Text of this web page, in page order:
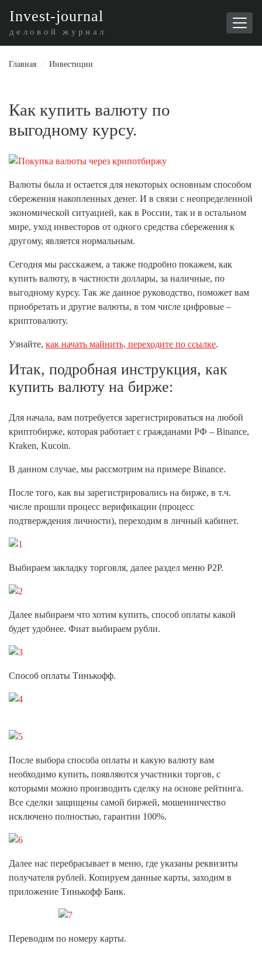
Invest-journal
деловой журнал
Главная / Инвестиции
Как купить валюту по
выгодному курсу.
Валюты была и остается для некоторых основным способом
сбережения накопленных денег. И в связи с неопределенной
экономической ситуацией, как в России, так и в остальном
мире, уход инвесторов от одного средства сбережения к
другому, является нормальным.
Сегодня мы расскажем, а также подробно покажем, как
купить валюту, в частности доллары, за наличные, по
выгодному курсу. Так же данное руководство, поможет вам
приобретать и другие валюты, в том числе цифровые –
криптовалюту.
Узнайте, как начать майнить, переходите по ссылке.
Итак, подробная инструкция, как
купить валюту на бирже:
Для начала, вам потребуется зарегистрироваться на любой
криптобирже, которая работает с гражданами РФ – Binance,
Kraken, Kucoin.
В данном случае, мы рассмотрим на примере Binance.
После того, как вы зарегистрировались на бирже, в т.ч.
числе прошли процесс верификации (процесс
подтверждения личности), переходим в личный кабинет.
Выбираем закладку торговля, далее раздел меню P2P.
Далее выбираем что хотим купить, способ оплаты какой
будет удобнее. Фиат выбираем рубли.
Способ оплаты Тинькофф.
После выбора способа оплаты и какую валюту вам
необходимо купить, появляются участники торгов, с
которыми можно производить сделку на основе рейтинга.
Все сделки защищены самой биржей, мошенничество
исключено полностью, гарантии 100%.
Далее нас перебрасывает в меню, где указаны реквизиты
получателя рублей. Копируем данные карты, заходим в
приложение Тинькофф Банк.
Переводим по номеру карты.